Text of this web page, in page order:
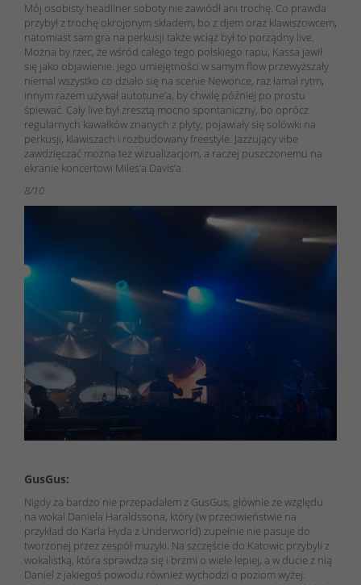
Mój osobisty headliner soboty nie zawiódł ani trochę. Co prawda
przybył z trochę okrojonym składem, bo z djem oraz klawiszowcem,
natomiast sam gra na perkusji także wciąż był to porządny live.
Można by rzec, że wśród całego tego polskiego rapu, Kassa jawił
się jako objawienie. Jego umiejętności w samym flow przewyższały
niemal wszystko co działo się na scenie Newonce, raz łamał rytm,
innym razem używał autotune’a, by chwilę później po prostu
śpiewać. Cały live był zresztą mocno spontaniczny, bo oprócz
regularnych kawałków znanych z płyty, pojawiały się solówki na
perkusji, klawiszach i rozbudowany freestyle. Jazzujący vibe
zawdzięczać można też wizualizacjom, a raczej puszczonemu na
ekranie koncertowi Miles’a Davis’a.
8/10
GusGus:
Nigdy za bardzo nie przepadałem z GusGus, głównie ze względu
na wokal Daniela Haraldssona, który (w przeciwieństwie na
przykład do Karla Hyda z Underworld) zupełnie nie pasuje do
tworzonej przez zespół muzyki. Na szczęście do Katowic przybyli z
wokalistką, która sprawdza się i brzmi o wiele lepiej, a w ducie z nią
Daniel z jakiegoś powodu również wychodzi o poziom wyżej.